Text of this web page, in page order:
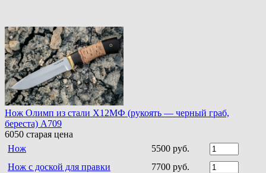
Нож Олимп из стали Х12МФ (рукоять — черный граб,
береста) A709
6050 старая цена
Нож
5500 руб.
Нож с доской для правки
7700 руб.